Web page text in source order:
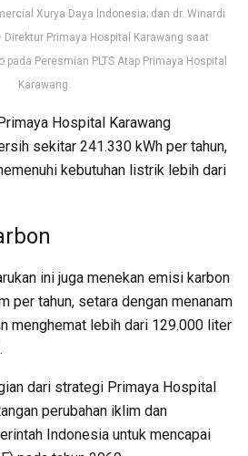
Xurya Daya Indonesia; dan dr. Winardi
Direktur Primaya Hospital Karawang saat
Peresmian PLTS Atap Primaya Hospital
Karawang.
Hospital Karawang
sekitar 241.330 kWh per tahun,
kebutuhan listrik lebih dari
ini juga menekan emisi karbon
per tahun, setara dengan menanam
menghemat lebih dari 129.000 liter
dari strategi Primaya Hospital
perubahan iklim dan
Indonesia untuk mencapai